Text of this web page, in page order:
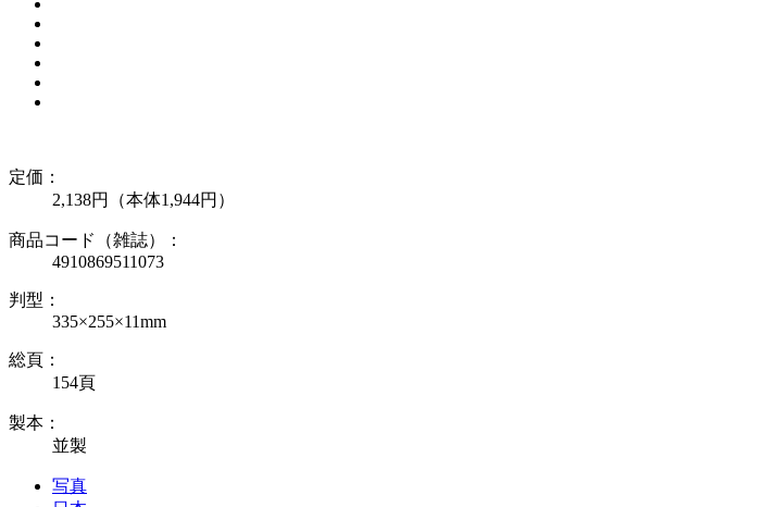
定価：
2,138円（本体1,944円）
商品コード（雑誌）：
4910869511073
判型：
335×255×11mm
総頁：
154頁
製本：
並製
写真